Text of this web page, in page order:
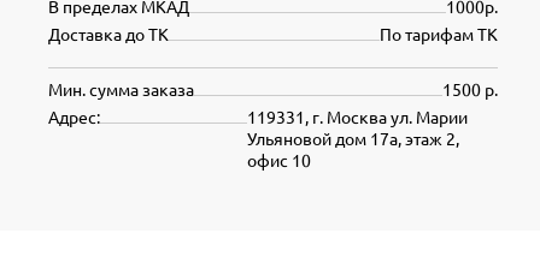
1000р.
В пределах МКАД
По тарифам ТК
Доставка до ТК
1500 р.
Мин. сумма заказа
119331, г. Москва ул. Марии
Ульяновой дом 17а, этаж 2,
офис 10
Адрес: